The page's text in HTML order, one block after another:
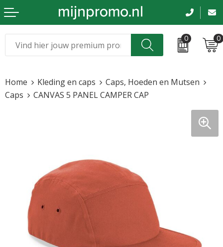
0 0
Kleding & caps
Tassen en reizen
Beurs en evenementen
Bloemen en planten
Horeca
Sinterklaas
Home Kleding en caps
Caps, Hoeden en Mutsen
Caps
CANVAS 5 PANEL CAMPER CAP